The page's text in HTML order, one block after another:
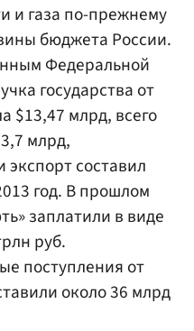
и газа по-прежнему
бюджета России.
Федеральной
государства от
$13,47 млрд, всего
млрд,
составил
год. В прошлом
заплатили в виде
руб.
поступления от
около 36 млрд